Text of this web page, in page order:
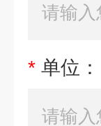
* 单位：